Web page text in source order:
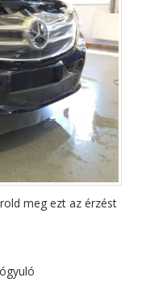
meg ezt az érzést